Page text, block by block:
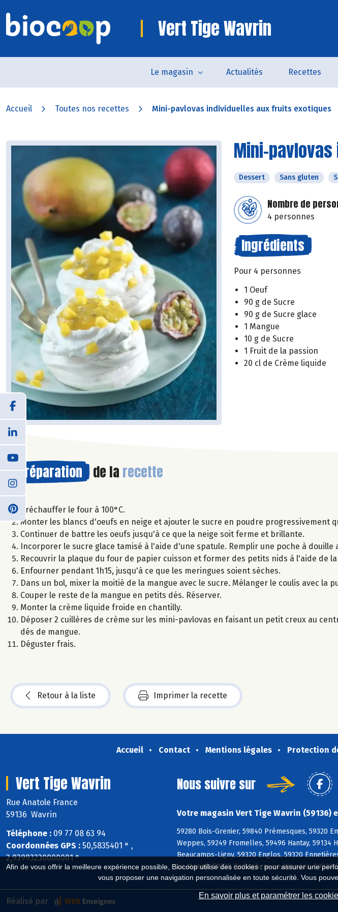
Afin de vous offrir la meilleure expérience possible, Biocoop utilise des cookies : pour assurer une
vous proposer une navigation personnalisée en toute sécurité. Vous
En savoir plus et paramétrer les
Vert Tige Wavrin
Le magasin Actualités Recettes
Accueil Toutes nos recettes Mini-pavlovas individuelles aux fruits exotiques
Mini-
Dessert Sans gluten
Nombre de
4 personnes
Ingrédients
Pour 4 personnes
1 Oeuf
90 g de Sucre
90 g de Sucre glace
1 Mangue
10 g de Sucre
1 Fruit de la passion
20 cl de Crème liquide
Préparation de la recette
Préchauffer le four à 100°C.
Monter les blancs d'oeufs en neige et ajouter le sucre en poudre progressivement
Continuer de battre les oeufs jusqu'à ce que la neige soit ferme et brillante.
Incorporer le sucre glace tamisé à l'aide d'une spatule. Remplir une poche à douille
Recouvrir la plaque du four de papier cuisson et former des petits nids à l'aide de
Enfourner pendant 1h15, jusqu'à ce que les meringues soient sèches.
Dans un bol, mixer la moitié de la mangue avec le sucre. Mélanger le coulis avec la
Couper le reste de la mangue en petits dés. Réserver.
Monter la crème liquide froide en chantilly.
Déposer 2 cuillères de crème sur les mini-pavlovas en faisant un petit creux au
dés de mangue.
Déguster frais.
Retour à la liste Imprimer la recette
Accueil Contact Mentions légales Protection
Vert Tige Wavrin
Rue Anatole France
59136 Wavrin
Téléphone : 09 77 08 63 94
Coordonnées GPS : 50,5835401 ° ,
2,93993230000001 °
Nous suivre sur
Votre magasin Vert Tige Wavrin (59136)
59280 Bois-Grenier, 59840 Prémesques, 59320
Weppes, 59249 Fromelles, 59496 Hantay, 59134
Beaucamps-Ligny, 59320 Englos, 59320
Le Maisnil, 59320 Radinghem-en-Weppes,
Réalisé par